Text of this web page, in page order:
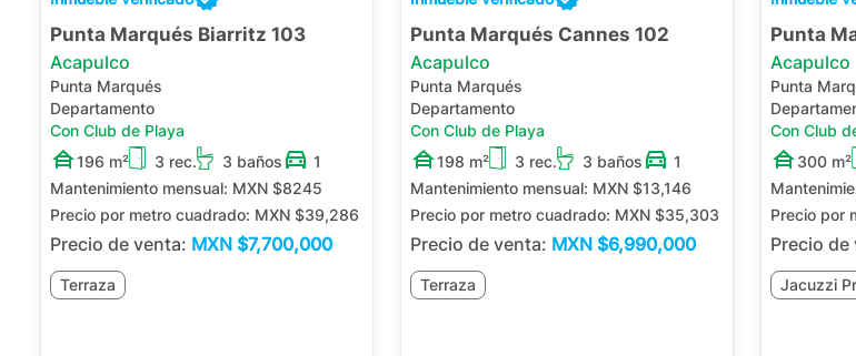
Punta Marqués Biarritz 103
Acapulco
Punta Marqués
Departamento
Con Club de Playa
196 m²
3 rec. 3 baños
1
Mantenimiento mensual: MXN $8245
Precio por metro cuadrado: MXN $39,286
Precio de venta: MXN $7,700,000
Terraza
Punta Marqués Cannes 102
Acapulco
Punta Marqués
Departamento
Con Club de Playa
198 m²
3 rec. 3 baños
1
Mantenimiento mensual: MXN $13,146
Precio por metro cuadrado: MXN $35,303
Precio de venta: MXN $6,990,000
Terraza
Punta
Acapulco
Punta
Con Club
300 m²
Precio por
Precio de
Jacuzzi